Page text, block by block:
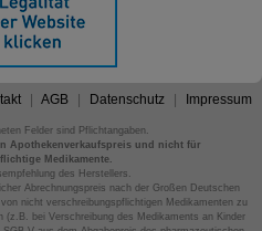
AGB Datenschutz Impressum
Felder sind Pflichtangaben.
Apothekenverkaufspreis und nicht für
Medikamente.
des Herstellers.
Abrechnungspreis nach der Großen Deutschen
nicht verschreibungspflichtigen Medikamenten zu
(z.B. bei Verschreibung des Medikaments an Kinder